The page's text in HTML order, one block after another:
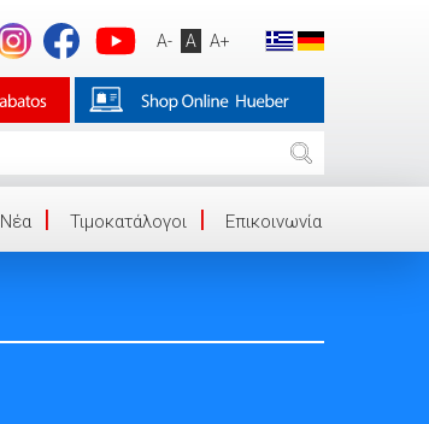
A- A A+
Νέα Τιμοκατάλογοι Επικοινωνία